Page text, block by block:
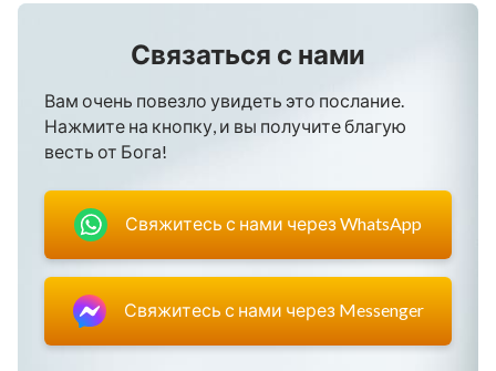
Связаться с нами
Вам очень повезло увидеть это послание.
Нажмите на кнопку, и вы получите благую
весть от Бога!
Свяжитесь с нами через WhatsApp
Свяжитесь с нами через Messenger